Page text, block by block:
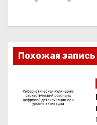
з
п
Похожая запись